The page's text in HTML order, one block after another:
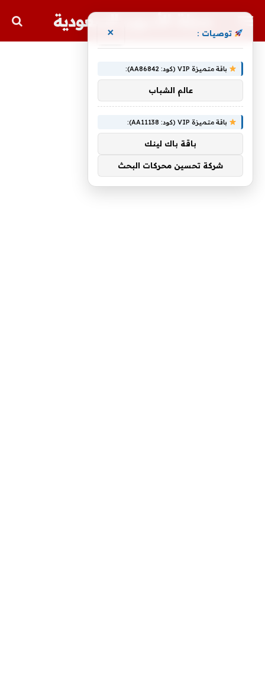
مجلة الأسهم السعودية
توصيات : ×
باقة متميزة VIP (كود: AA86842):
عالم الشباب
باقة متميزة VIP (كود: AA11138):
باقة باك لينك
شركة تحسين محركات البحث